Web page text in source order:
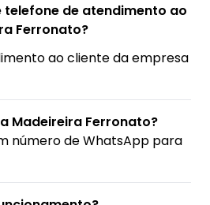
telefone de atendimento ao
Ferronato?
ao cliente da empresa
Madeireira Ferronato?
número de WhatsApp para